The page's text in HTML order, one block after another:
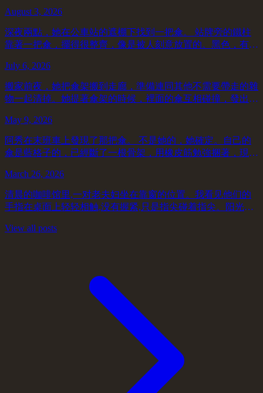
這個時間沒什麼人，機車聲偶爾從遠處滑進...
August 3, 2026
深夜兩點，她在公車站的遮棚下找到一把傘。 站牌旁的鐵柱
靠著一把傘，擺得很整齊，像是被人刻意放置的。黑色，有點
方纏了一圈紅色膠帶，膠帶已經有一點翻邊...
July 6, 2026
搬家前夜，她把傘架搬到走廊，準備連同其他不需要帶走的雜
物一起清掉。她提著傘架的時候，裡面的傘互相碰撞，發出金
架上共有七把傘。她只認識其中四把。 ...
May 9, 2026
阿秀在末班車上發現了那把傘。 不是她的，她確定。自己的
傘是藍格子的，已經斷了一根骨架，用橡皮筋勉強捆著，現在
前排座椅的扶手上，沒有傘套，握把磨得發...
March 26, 2026
清晨的咖啡馆里,一对老夫妇坐在靠窗的位置。我看见他们的
手指在桌面上轻轻相触,没有握紧,只是指尖碰着指尖。阳光从
来是来写作的,打开笔记本,准备继续...
View all posts